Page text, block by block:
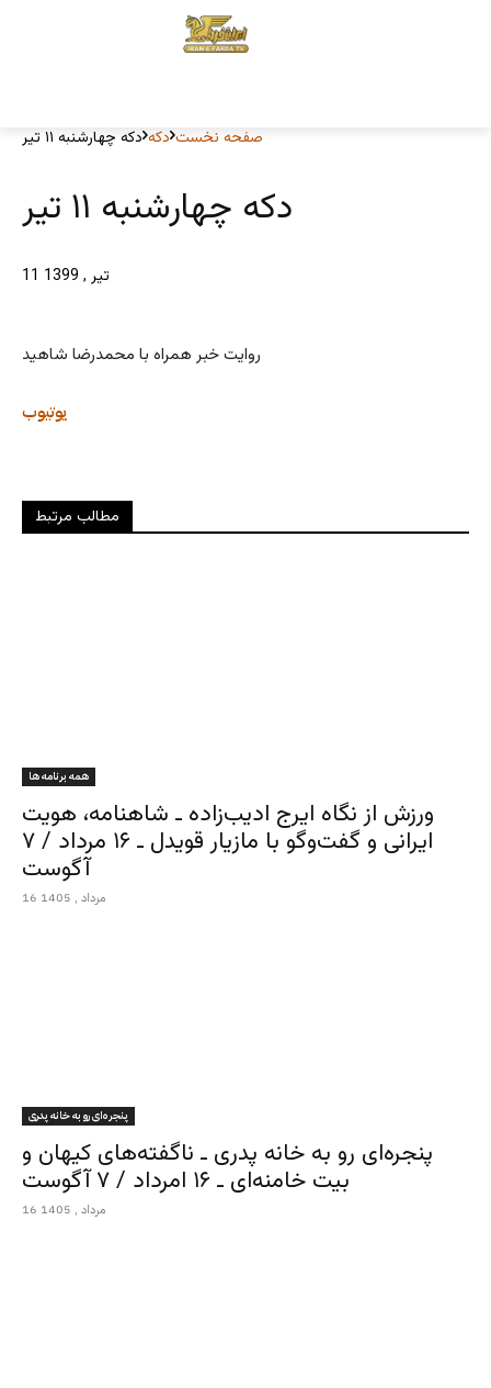
صفحه نخست دکه دکه چهارشنبه ۱۱ تیر
دکه چهارشنبه ۱۱ تیر
11 تیر , 1399
روایت خبر همراه با محمدرضا شاهید
یوتیوب
مطالب مرتبط
همه برنامه ها
ورزش از نگاه ایرج ادیب‌زاده ـ شاهنامه، هویت
ایرانی و گفت‌وگو با مازیار قویدل ـ ۱۶ مرداد / ۷
آگوست
16 مرداد , 1405
پنجره‌ای رو به خانه پدری
پنجره‌ای رو به خانه پدری ـ ناگفته‌های کیهان و
بیت خامنه‌ای ـ ۱۶ امرداد / ۷ آگوست
16 مرداد , 1405